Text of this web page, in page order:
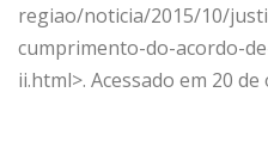
regiao/noticia/2015/10/
cumprimento-do-acordo-
ii.html>. Acessado em 20